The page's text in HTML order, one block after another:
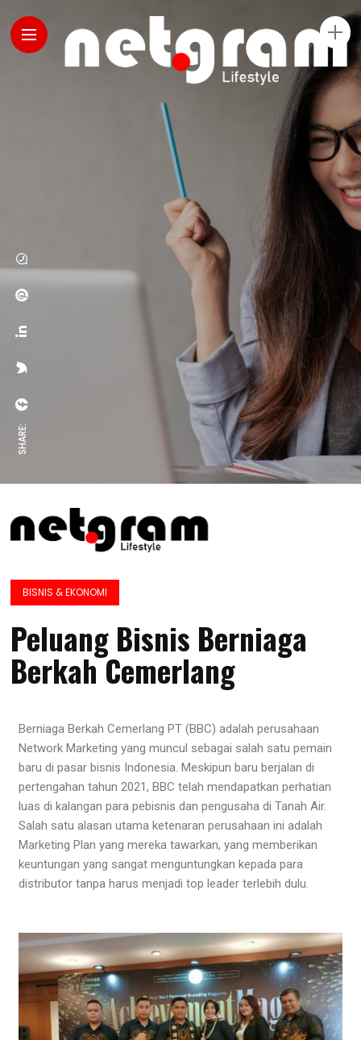
SHARE:
BISNIS & EKONOMI
Peluang Bisnis Berniaga
Berkah Cemerlang
Berniaga Berkah Cemerlang PT (BBC) adalah perusahaan
Network Marketing yang muncul sebagai salah satu pemain
baru di pasar bisnis Indonesia. Meskipun baru berjalan di
pertengahan tahun 2021, BBC telah mendapatkan perhatian
luas di kalangan para pebisnis dan pengusaha di Tanah Air.
Salah satu alasan utama ketenaran perusahaan ini adalah
Marketing Plan yang mereka tawarkan, yang memberikan
keuntungan yang sangat menguntungkan kepada para
distributor tanpa harus menjadi top leader terlebih dulu.